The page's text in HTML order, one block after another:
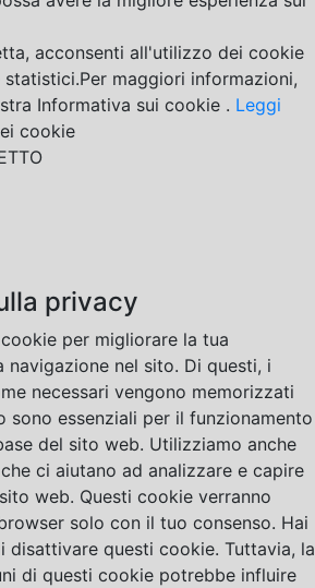
acconsenti all'utilizzo dei cookie
maggiori informazioni,
Informativa sui cookie . Leggi
cookie
privacy
per migliorare la tua
navigazione nel sito. Di questi, i
necessari vengono memorizzati
sono essenziali per il funzionamento
del sito web. Utilizziamo anche
ci aiutano ad analizzare e capire
web. Questi cookie verranno
solo con il tuo consenso. Hai
disattivare questi cookie. Tuttavia, la
di questi cookie potrebbe influire